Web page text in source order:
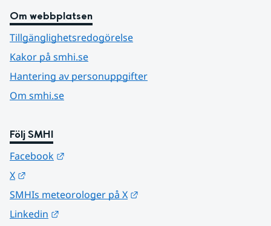
Om webbplatsen
Tillgänglighetsredogörelse
Kakor på smhi.se
Hantering av personuppgifter
Om smhi.se
Följ SMHI
Facebook
X
SMHIs meteorologer på X
Linkedin